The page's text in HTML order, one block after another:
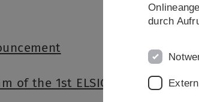
of the 1st ELSICS workshop
durch